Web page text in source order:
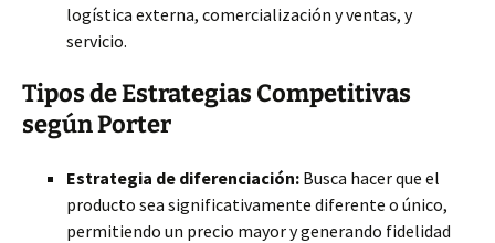
logística externa, comercialización y ventas, y
servicio.
Tipos de Estrategias Competitivas
según Porter
Estrategia de diferenciación: Busca hacer que el
producto sea significativamente diferente o único,
permitiendo un precio mayor y generando fidelidad